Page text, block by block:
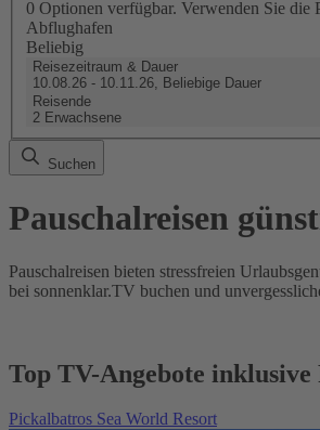
0 Optionen verfügbar. Verwenden Sie die
Abflughafen
Beliebig
Reisezeitraum & Dauer
10.08.26 - 10.11.26, Beliebige Dauer
Reisende
2 Erwachsene
Suchen
Pauschalreisen
Pauschalreisen bieten stressfreien
bei sonnenklar.TV buchen und
Top TV-Angebote inklusive
Pickalbatros Sea World Resort